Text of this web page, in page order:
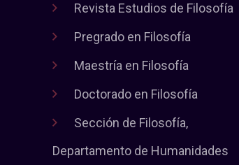
Revista Estudios de Filosofía
Pregrado en Filosofía
Maestría en Filosofía
Doctorado en Filosofía
Sección de Filosofía,
Departamento de Humanidades